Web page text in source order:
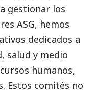
gestionar los
ASG, hemos
dedicados a
salud y medio
humanos,
Estos comités no